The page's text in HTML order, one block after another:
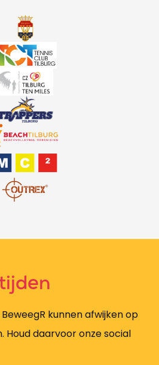
kunnen afwijken op
Houd daarvoor onze social